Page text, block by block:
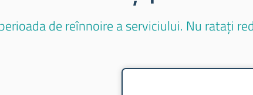
de reînnoire a serviciului. Nu ratați